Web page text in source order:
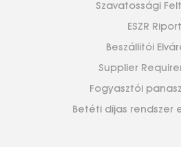
Szavatossági
ESZR Riport
Beszállítói
Supplier
Fogyasztói
Betéti díjas rendszer